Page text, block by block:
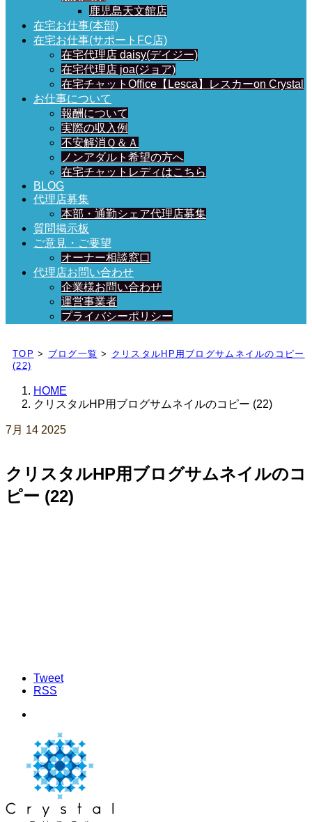
鹿児島天文館店
在宅お仕事(本部)
在宅お仕事(サポートFC店)
在宅代理店 daisy(デイジー)
在宅代理店 joa(ジョア)
在宅チャットOffice【Lesca】レスカーon Crystal
お仕事について
報酬について
実際の収入例
不安解消Ｑ＆Ａ
ノンアダルト希望の方へ
在宅チャットレディはこちら
BLOG
代理店募集
本部・通勤シェア代理店募集
質問掲示板
ご意見・ご要望
オーナー相談窓口
代理店お問い合わせ
企業様お問い合わせ
運営事業者
プライバシーポリシー
日々、ブログを更新中！
TOP > ブログ一覧 > クリスタルHP用ブログサムネイルのコピー
(22)
HOME
クリスタルHP用ブログサムネイルのコピー (22)
7月 14 2025
クリスタルHP用ブログサムネイルのコ
ピー (22)
Tweet
RSS